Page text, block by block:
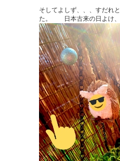
そしてよしず、、、すだれ
た。 日本古来の日よけ、